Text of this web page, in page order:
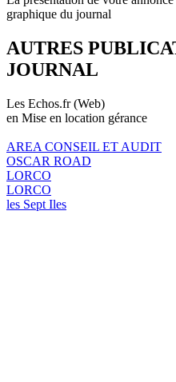
graphique du journal
AUTRES
JOURNAL
Les Echos.fr (Web)
en Mise en location gérance
AREA CONSEIL ET AUDIT
OSCAR ROAD
LORCO
LORCO
les Sept Iles